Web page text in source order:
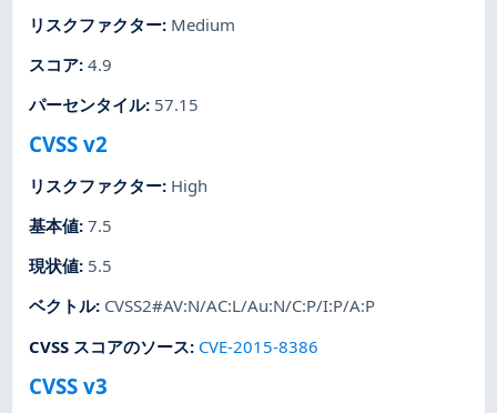
リスクファクター: Medium
スコア:4.9
パーセンタイル: 57.15
CVSS v2
リスクファクター: High
基本値:7.5
現状値: 5.5
ベクトル: CVSS2#AV:N/AC:L/Au:N/C:P/I:P/A:P
CVSS スコアのソース: CVE-2015-8386
CVSS v3